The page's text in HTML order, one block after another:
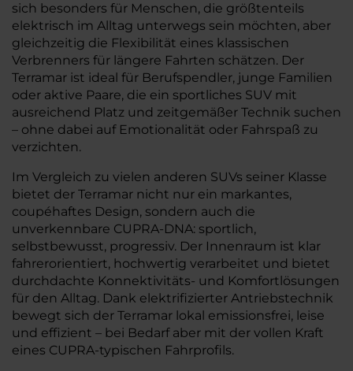
sich besonders für Menschen, die größtenteils
elektrisch im Alltag unterwegs sein möchten, aber
gleichzeitig die Flexibilität eines klassischen
Verbrenners für längere Fahrten schätzen. Der
Terramar ist ideal für Berufspendler, junge Familien
oder aktive Paare, die ein sportliches SUV mit
ausreichend Platz und zeitgemäßer Technik suchen
– ohne dabei auf Emotionalität oder Fahrspaß zu
verzichten.
Im Vergleich zu vielen anderen SUVs seiner Klasse
bietet der Terramar nicht nur ein markantes,
coupéhaftes Design, sondern auch die
unverkennbare CUPRA-DNA: sportlich,
selbstbewusst, progressiv. Der Innenraum ist klar
fahrerorientiert, hochwertig verarbeitet und bietet
durchdachte Konnektivitäts- und Komfortlösungen
für den Alltag. Dank elektrifizierter Antriebstechnik
bewegt sich der Terramar lokal emissionsfrei, leise
und effizient – bei Bedarf aber mit der vollen Kraft
eines CUPRA-typischen Fahrprofils.